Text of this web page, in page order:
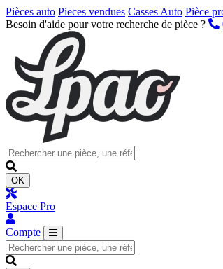
Pièces auto Pieces vendues Casses Auto Pièce
Besoin d'aide pour votre recherche de pièce ?
OK
Espace Pro
Compte